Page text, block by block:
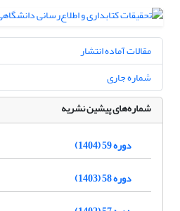
مقالات آماده انتشار
شماره جاری
شماره‌های پیشین نشریه
دوره 59 (1404)
دوره 58 (1403)